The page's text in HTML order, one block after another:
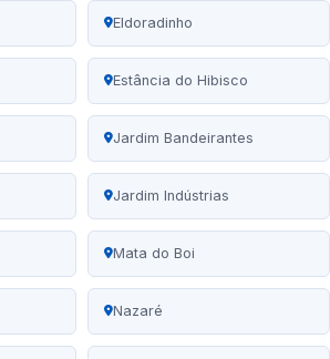
Eldoradinho
Estância do Hibisco
Jardim Bandeirantes
Jardim Indústrias
Mata do Boi
Nazaré